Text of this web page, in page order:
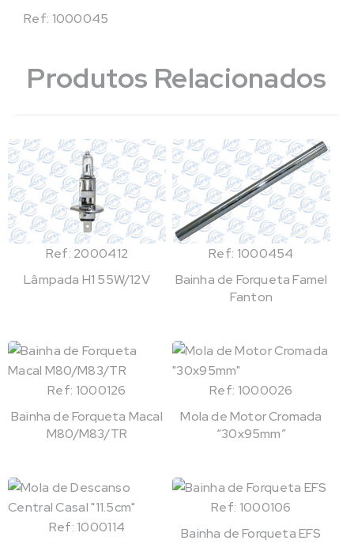
Ref: 1000045
Produtos Relacionados
Ref: 2000412
Lâmpada H1 55W/12V
Ref: 1000454
Bainha de Forqueta Famel
Fanton
Ref: 1000126
Bainha de Forqueta Macal
M80/M83/TR
Ref: 1000026
Mola de Motor Cromada
“30x95mm”
Ref: 1000114
Ref: 1000106
Bainha de Forqueta EFS